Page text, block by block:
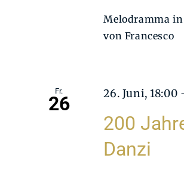
Melodramma
von Francesco
Fr.
26
200
Danzi
26. Juni, 18:00